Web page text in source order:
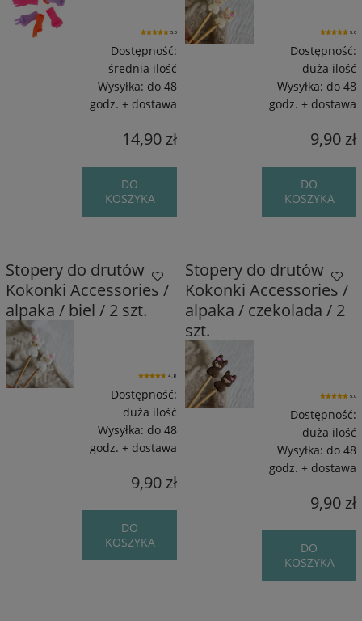
5.0
Dostępność:
średnia ilość
Wysyłka: do 48
godz. + dostawa
14,90 zł
DO
KOSZYKA
5.0
Dostępność:
duża ilość
Wysyłka: do 48
godz. + dostawa
9,90 zł
DO
KOSZYKA
Stopery do drutów
Kokonki Accessories /
alpaka / biel / 2 szt.
4.8
Dostępność:
duża ilość
Wysyłka: do 48
godz. + dostawa
9,90 zł
DO
KOSZYKA
Stopery do drutów
Kokonki Accessories /
alpaka / czekolada / 2
szt.
5.0
Dostępność:
duża ilość
Wysyłka: do 48
godz. + dostawa
9,90 zł
DO
KOSZYKA